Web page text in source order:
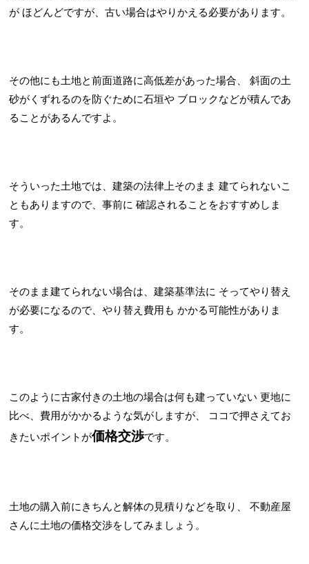
が ほどんどですが、古い場合はやりかえる必要があります。
その他にも土地と前面道路に高低差があった場合、
斜面の土
砂がくずれるのを防ぐために石垣や ブロックなどが積んであ
ることがあるんですよ。
そういった土地では、建築の法律上そのまま 建てられないこ
ともありますので、事前に 確認されることをおすすめしま
す。
そのまま建てられない場合は、建築基準法に そってやり替え
が必要になるので、やり替え費用も かかる可能性がありま
す。
このように古家付きの土地の場合は何も建っていない 更地に
比べ、費用がかかるような気がしますが、
ココで押さえてお
きたいポイントが価格交渉です。
土地の購入前にきちんと解体の見積りなどを取り、
不動産屋
さんに土地の価格交渉をしてみましょう。